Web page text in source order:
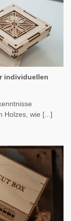
individuellen
Holzes, wie [...]